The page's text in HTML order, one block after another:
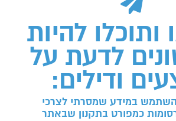
להיות
לדעת על
ודילים:
במידע שמסרתי לצרכי
כמפורט בתקנון שבאתר